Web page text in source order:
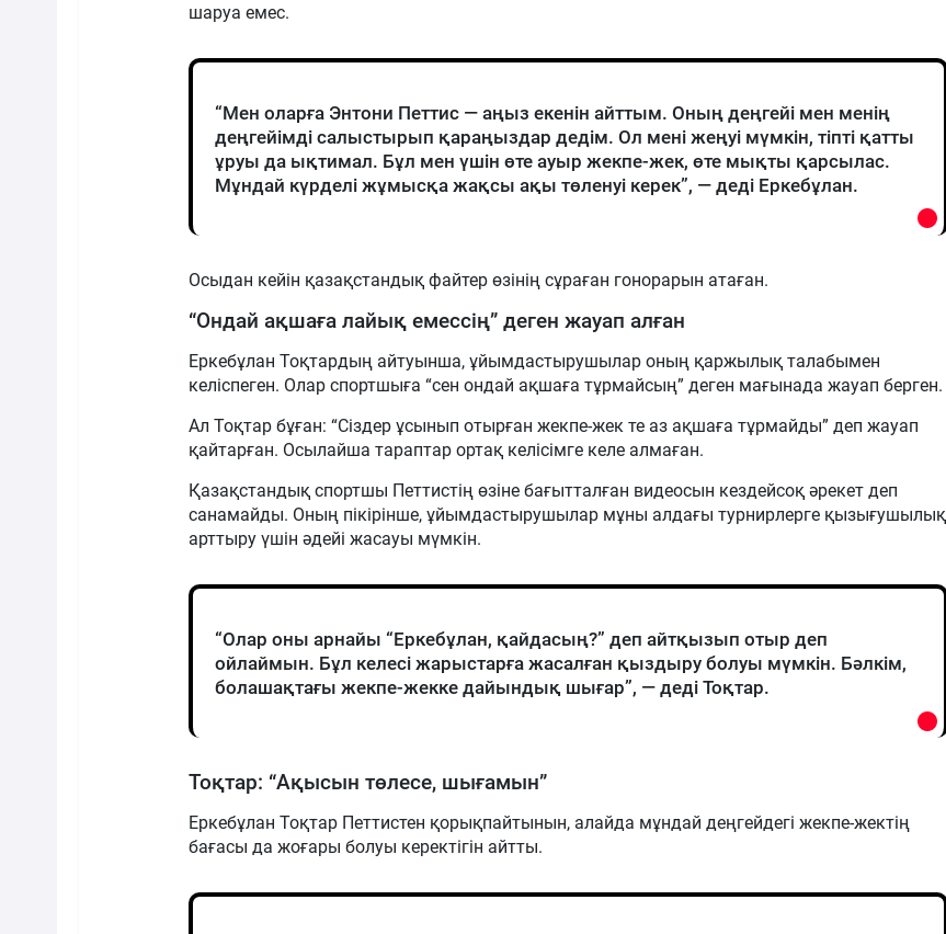
шаруа емес.
“Мен оларға Энтони Петтис — аңыз екенін айттым. Оның деңгейі мен менің
деңгейімді салыстырып қараңыздар дедім. Ол мені жеңуі мүмкін, тіпті қатты
ұруы да ықтимал. Бұл мен үшін өте ауыр жекпе-жек, өте мықты қарсылас.
Мұндай күрделі жұмысқа жақсы ақы төленуі керек”, — деді Еркебұлан.
Осыдан кейін қазақстандық файтер өзінің сұраған гонорарын атаған.
“Ондай ақшаға лайық емессің” деген жауап алған
Еркебұлан Тоқтардың айтуынша, ұйымдастырушылар оның қаржылық талабымен
келіспеген. Олар спортшыға “сен ондай ақшаға тұрмайсың” деген мағынада жауап берген.
Ал Тоқтар бұған: “Сіздер ұсынып отырған жекпе-жек те аз ақшаға тұрмайды” деп жауап
қайтарған. Осылайша тараптар ортақ келісімге келе алмаған.
Қазақстандық спортшы Петтистің өзіне бағытталған видеосын кездейсоқ әрекет деп
санамайды. Оның пікірінше, ұйымдастырушылар мұны алдағы турнирлерге қызығушылық
арттыру үшін әдейі жасауы мүмкін.
“Олар оны арнайы “Еркебұлан, қайдасың?” деп айтқызып отыр деп
ойлаймын. Бұл келесі жарыстарға жасалған қыздыру болуы мүмкін. Бәлкім,
болашақтағы жекпе-жекке дайындық шығар”, — деді Тоқтар.
Тоқтар: “Ақысын төлесе, шығамын”
Еркебұлан Тоқтар Петтистен қорықпайтынын, алайда мұндай деңгейдегі жекпе-жектің
бағасы да жоғары болуы керектігін айтты.